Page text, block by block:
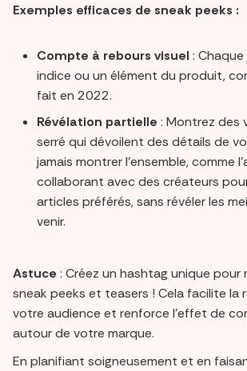
Exemples efficaces de sneak peeks :
Compte à rebours visuel :
indice ou un élément du produit,
fait en 2022.
Révélation partielle : Montrez des
serré qui dévoilent des détails de
jamais montrer l’ensemble, comme
collaborant avec des créateurs
articles préférés, sans révéler les
venir.
Astuce : Créez un hashtag unique pour
sneak peeks et teasers ! Cela facilite la
votre audience et renforce l’effet de
autour de votre marque.
En planifiant soigneusement et en